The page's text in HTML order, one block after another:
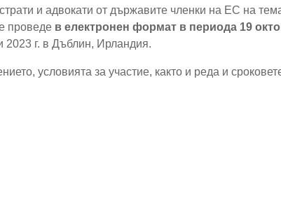
и адвокати от държавите членки на ЕС на
проведе в електронен формат в периода 19
2023 г. в Дъблин, Ирландия.
условията за участие, както и реда и